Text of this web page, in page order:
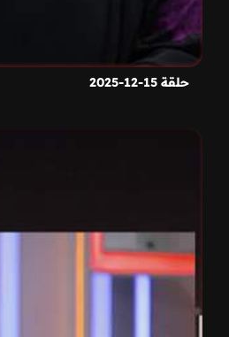
حلقة 15-12-2025